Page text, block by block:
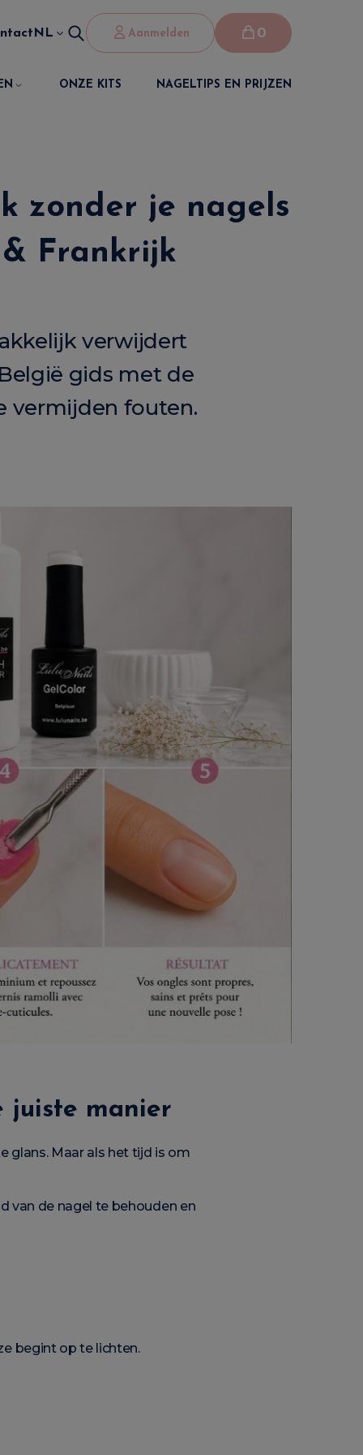
NL Aanmelden 0
ONZE KITS NAGELTIPS EN PRIJZEN
zonder je nagels
Frankrijk
verwijdert
gids met de
vermijden fouten.
juiste manier
glans. Maar als het tijd is om
van de nagel te behouden en
begint op te lichten.